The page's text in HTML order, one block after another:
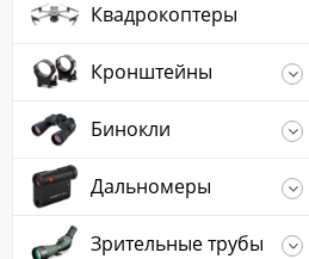
Квадрокоптеры
Кронштейны
Бинокли
Дальномеры
Зрительные трубы